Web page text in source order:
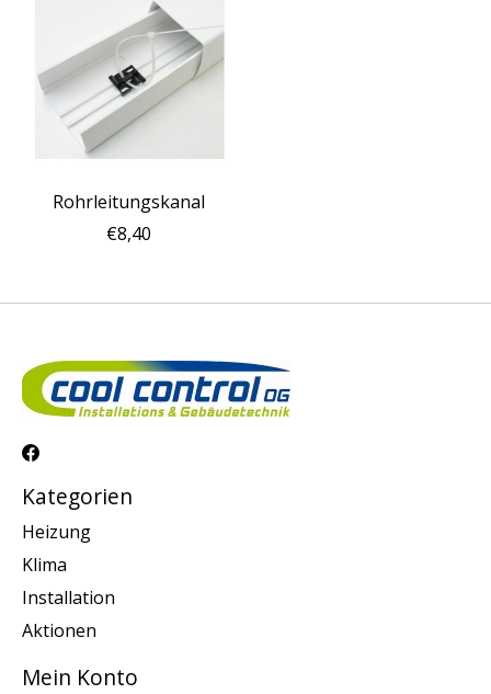
Rohrleitungskanal
€8,40
Kategorien
Heizung
Klima
Installation
Aktionen
Mein Konto